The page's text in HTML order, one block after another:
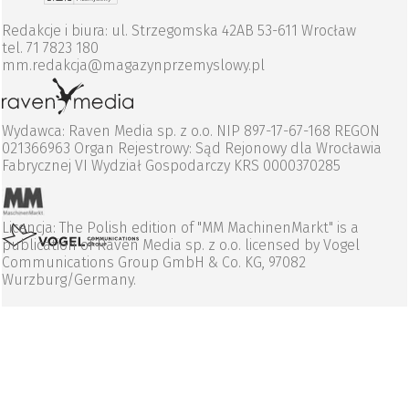
Redakcje i biura: ul. Strzegomska 42AB 53-611 Wrocław
tel. 71 7823 180
mm.redakcja@magazynprzemyslowy.pl
Wydawca: Raven Media sp. z o.o. NIP 897-17-67-168 REGON
021366963 Organ Rejestrowy: Sąd Rejonowy dla Wrocławia
Fabrycznej VI Wydział Gospodarczy KRS 0000370285
Licencja: The Polish edition of "MM MachinenMarkt" is a
publication of Raven Media sp. z o.o. licensed by Vogel
Communications Group GmbH & Co. KG, 97082
Wurzburg/Germany.